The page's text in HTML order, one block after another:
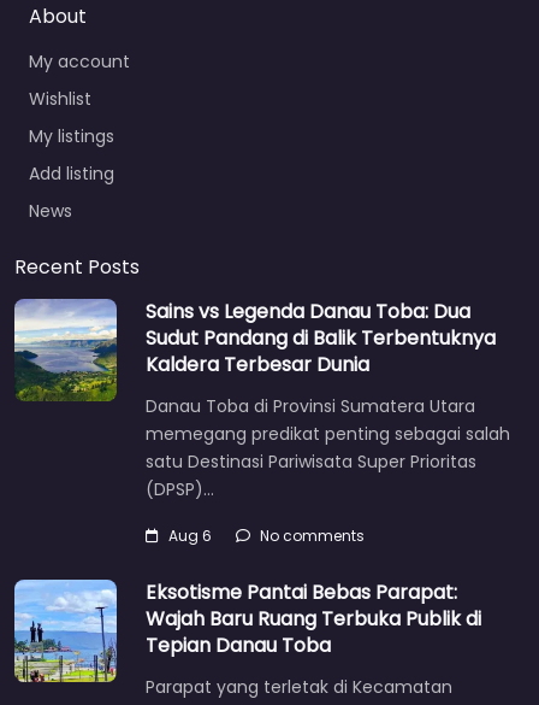
About
My account
Wishlist
My listings
Add listing
News
Recent Posts
Sains vs Legenda Danau Toba: Dua
Sudut Pandang di Balik Terbentuknya
Kaldera Terbesar Dunia
Danau Toba di Provinsi Sumatera Utara
memegang predikat penting sebagai salah
satu Destinasi Pariwisata Super Prioritas
(DPSP)…
Aug 6 No comments
Eksotisme Pantai Bebas Parapat:
Wajah Baru Ruang Terbuka Publik di
Tepian Danau Toba
Parapat yang terletak di Kecamatan